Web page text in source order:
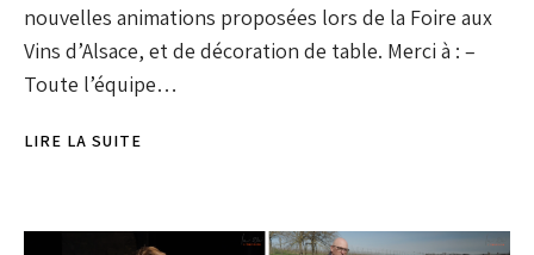
nouvelles animations proposées lors de la Foire aux
Vins d’Alsace, et de décoration de table. Merci à : –
Toute l’équipe…
LIRE LA SUITE